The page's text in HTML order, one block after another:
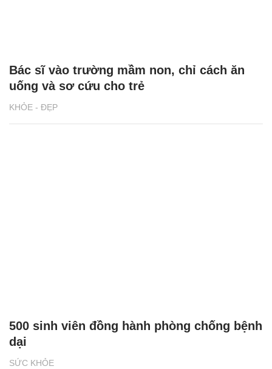
KHỎE - ĐẸP
Bác sĩ vào trường mầm non, chỉ cách ăn
uống và sơ cứu cho trẻ
SỨC KHỎE
500 sinh viên đồng hành phòng chống bệnh
dại